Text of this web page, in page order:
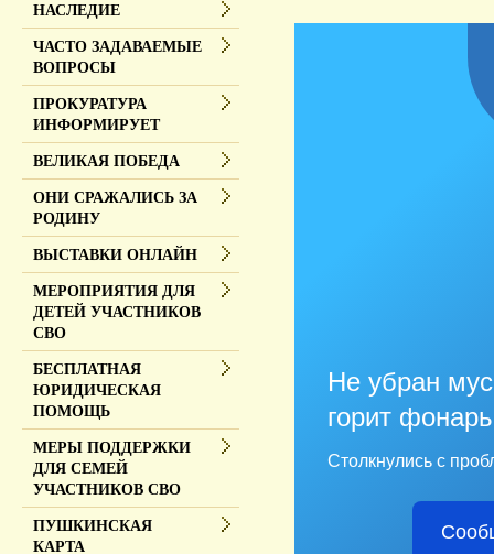
Не убран
горит
Столкнулись с
НАСЛЕДИЕ
ЧАСТО ЗАДАВАЕМЫЕ
ВОПРОСЫ
ПРОКУРАТУРА
ИНФОРМИРУЕТ
ВЕЛИКАЯ ПОБЕДА
ОНИ СРАЖАЛИСЬ ЗА
РОДИНУ
ВЫСТАВКИ ОНЛАЙН
МЕРОПРИЯТИЯ ДЛЯ
ДЕТЕЙ УЧАСТНИКОВ
СВО
БЕСПЛАТНАЯ
ЮРИДИЧЕСКАЯ
ПОМОЩЬ
МЕРЫ ПОДДЕРЖКИ
ДЛЯ СЕМЕЙ
УЧАСТНИКОВ СВО
ПУШКИНСКАЯ
КАРТА